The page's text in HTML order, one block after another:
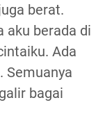
berat.
aku berada di
Ada
Semuanya
bagai